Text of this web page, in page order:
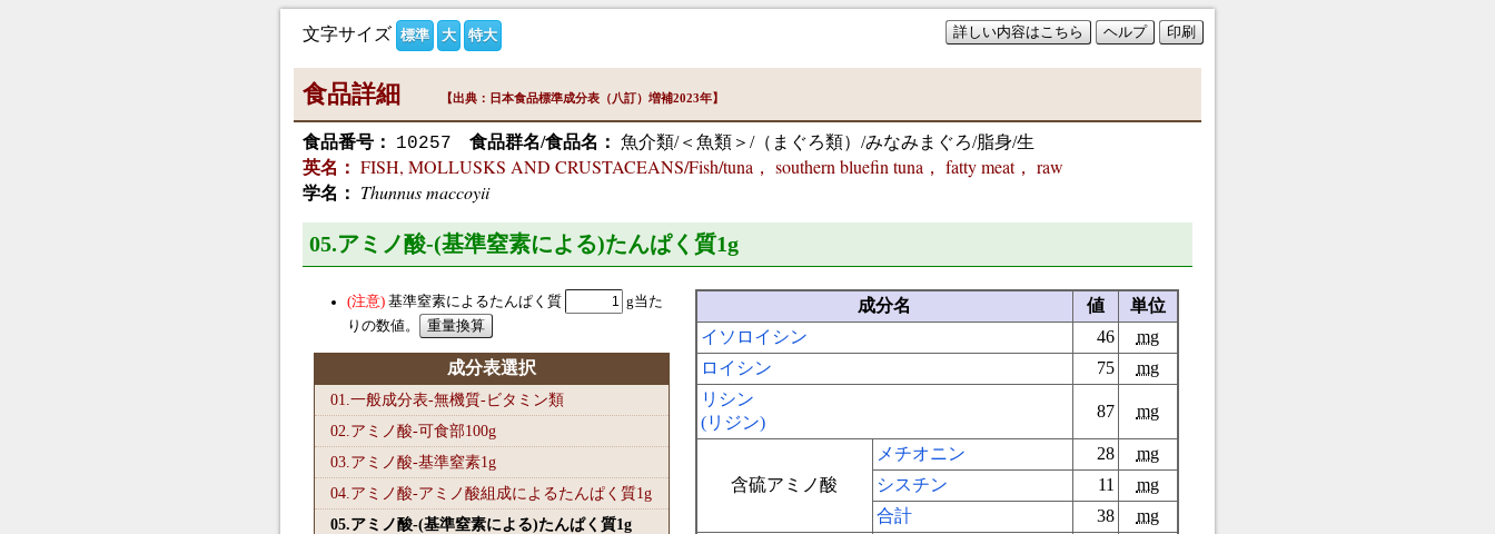
詳しい内容はこちら ヘルプ 印刷
文字サイズ 標準 大 特大
食品詳細 【出典：日本食品標準成分表（八訂）増補2023年】
食品番号： 10257 食品群名/食品名： 魚介類/＜魚類＞/（まぐろ類）/みなみまぐろ/脂身/生
英名： FISH, MOLLUSKS AND CRUSTACEANS/Fish/tuna， southern bluefin tuna， fatty meat， raw
学名： Thunnus maccoyii
05.アミノ酸-(基準窒素による)たんぱく質1g
基準窒素によるたんぱく質
g当た
りの数値。
成分表選択
01.一般成分表-無機質-ビタミン類
02.アミノ酸-可食部100g
03.アミノ酸-基準窒素1g
04.アミノ酸-アミノ酸組成によるたんぱく質1g
05.アミノ酸-(基準窒素による)たんぱく質1g
成分名 値
単位
イソロイシン
46
mg
ロイシン
75
mg
リシン
(リジン)
87 mg
含硫アミノ酸
メチオニン 28
mg
シスチン
11
mg
合計
38 mg